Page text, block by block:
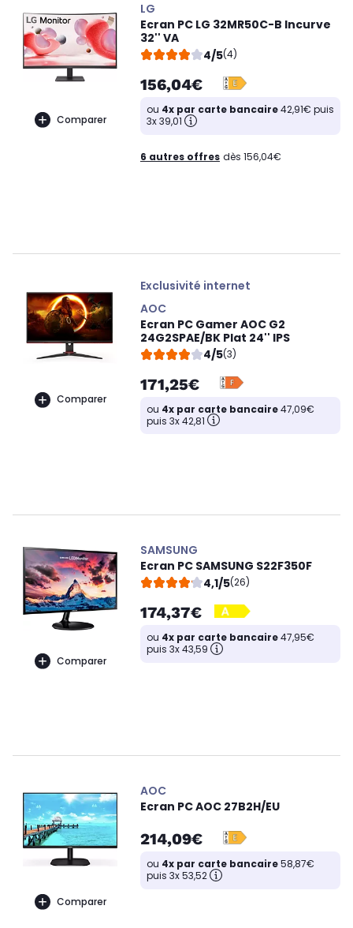
Comparer
LG
Ecran PC LG 32MR50C-B Incurve
32'' VA
4/5(4)
156,04€
ou 4x par carte bancaire42,91€ puis
3x 39,01
6 autres offres dès 156,04€
Comparer
Exclusivité internet
AOC
Ecran PC Gamer AOC G2
24G2SPAE/BK Plat 24'' IPS
4/5(3)
171,25€
ou 4x par carte bancaire47,09€
puis 3x 42,81
Comparer
SAMSUNG
Ecran PC SAMSUNG S22F350F
4,1/5(26)
174,37€
ou 4x par carte bancaire47,95€
puis 3x 43,59
Comparer
AOC
Ecran PC AOC 27B2H/EU
214,09€
ou 4x par carte bancaire58,87€
puis 3x 53,52